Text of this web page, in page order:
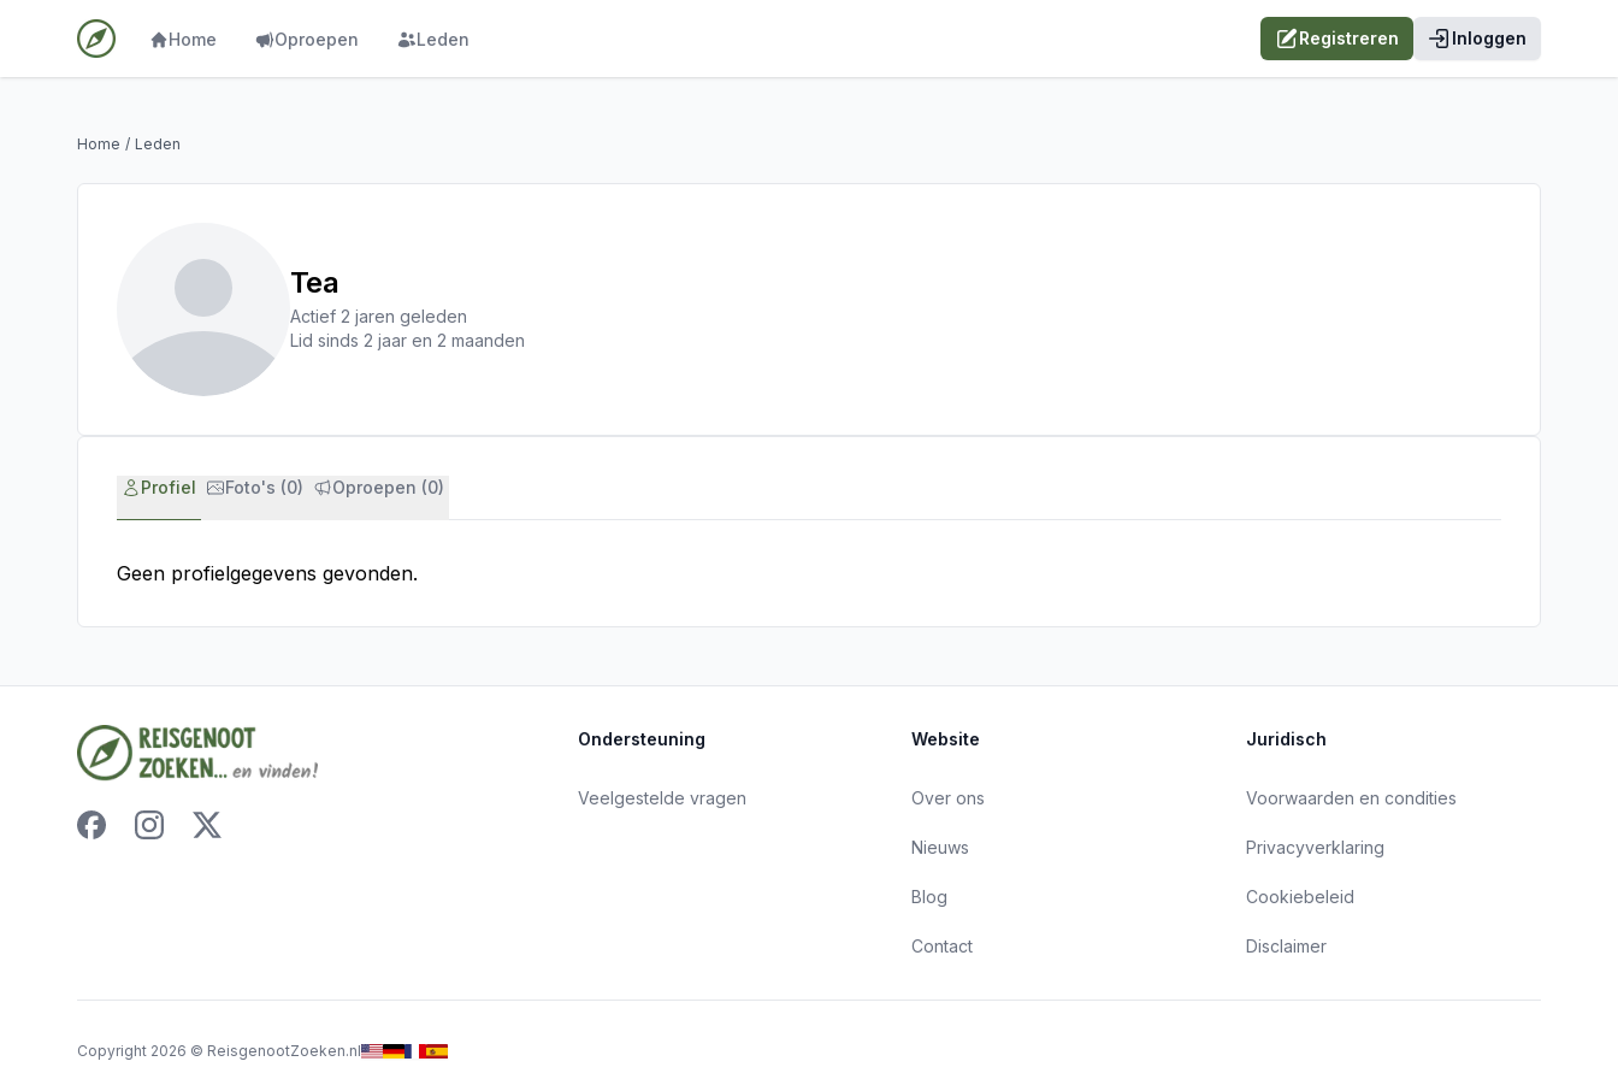
Home Oproepen Leden Registreren Inloggen
Home / Leden
Tea
Actief 2 jaren geleden
Lid sinds 2 jaar en 2 maanden
Profiel Foto's (0) Oproepen (0)
Geen profielgegevens gevonden.
Ondersteuning
Veelgestelde vragen
Website
Over ons
Nieuws
Blog
Contact
Juridisch
Voorwaarden en condities
Privacyverklaring
Cookiebeleid
Disclaimer
Copyright 2026 © ReisgenootZoeken.nl